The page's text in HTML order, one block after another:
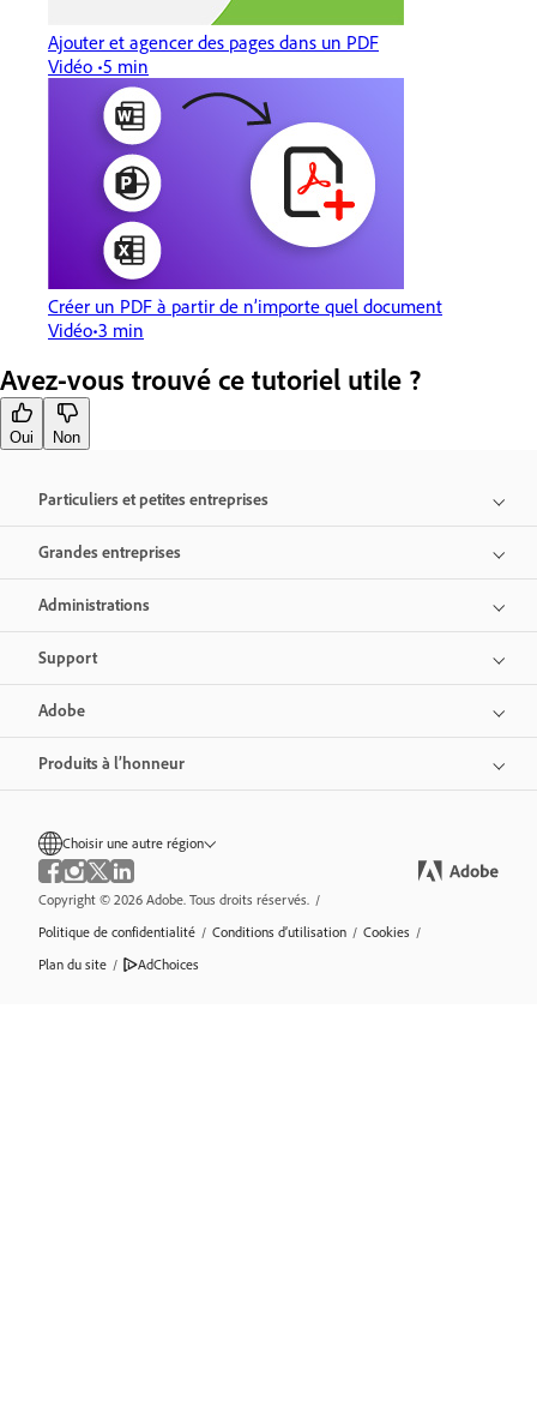
Ajouter et agencer des pages dans un PDF
Vidéo 5 min
Créer un PDF à partir de n’importe quel document
Vidéo 3 min
Avez-vous trouvé ce tutoriel utile ?
Oui Non
Particuliers et petites entreprises
Grandes entreprises
Administrations
Support
Adobe
Produits à l’honneur
Choisir une autre région
Copyright © 2026 Adobe. Tous droits réservés. /
Politique de confidentialité / Conditions d’utilisation / Cookies /
Plan du site / AdChoices